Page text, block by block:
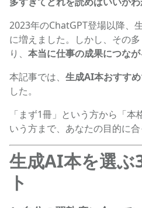
2023年のChatGPT登場以降、
に増えました。しかし、その
り、 本当に仕事の成果につな
本記事では、 生成AI本おすす
した。
「まず1冊」という方から「
いう方まで、あなたの目的に合
生成AI本を選ぶ
ト